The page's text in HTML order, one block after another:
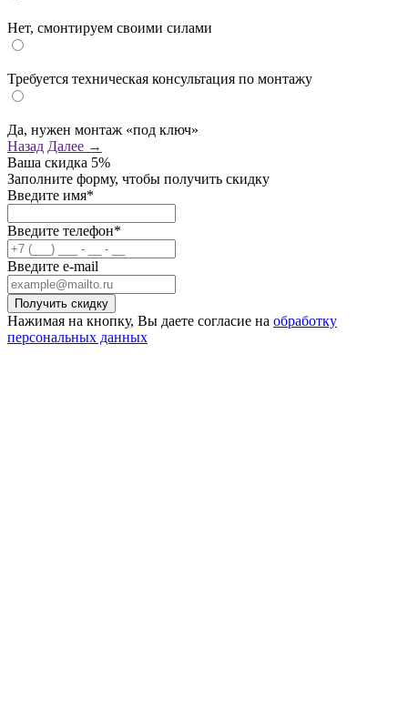
Нет, смонтируем своими силами
Требуется техническая консультация по монтажу
Да, нужен монтаж «под ключ»
Назад Далее →
Ваша скидка 5%
Заполните форму, чтобы получить скидку
Введите имя*
Введите телефон*
Введите e-mail
Нажимая на кнопку, Вы даете согласие на обработку
персональных данных